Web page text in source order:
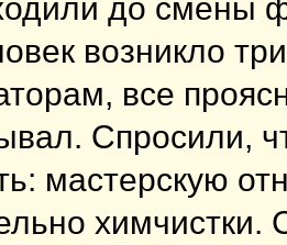
до смены
возникло
все
Спросили,
мастерскую
химчистки.